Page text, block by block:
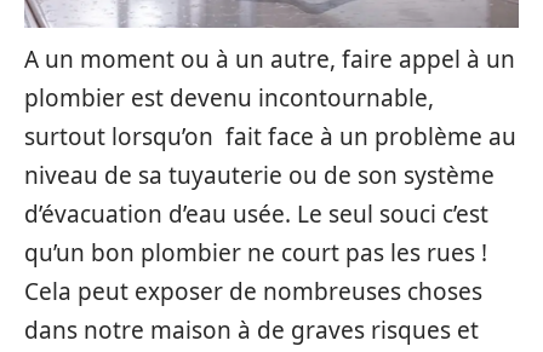
A un moment ou à un autre, faire appel à un
plombier est devenu incontournable,
surtout lorsqu’on fait face à un problème au
niveau de sa tuyauterie ou de son système
d’évacuation d’eau usée. Le seul souci c’est
qu’un bon plombier ne court pas les rues !
Cela peut exposer de nombreuses choses
dans notre maison à de graves risques et